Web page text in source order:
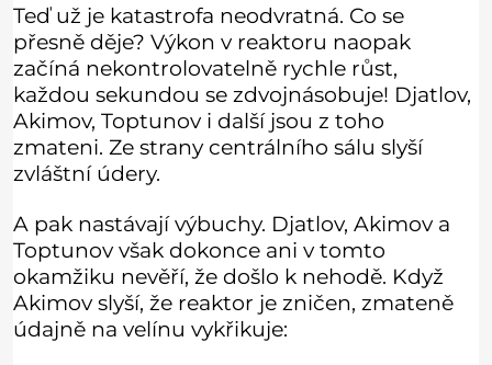
Teď už je katastrofa neodvratná. Co se
přesně děje? Výkon v reaktoru naopak
začíná nekontrolovatelně rychle růst,
každou sekundou se zdvojnásobuje! Djatlov,
Akimov, Toptunov i další jsou z toho
zmateni. Ze strany centrálního sálu slyší
zvláštní údery.
A pak nastávají výbuchy. Djatlov, Akimov a
Toptunov však dokonce ani v tomto
okamžiku nevěří, že došlo k nehodě. Když
Akimov slyší, že reaktor je zničen, zmateně
údajně na velínu vykřikuje: